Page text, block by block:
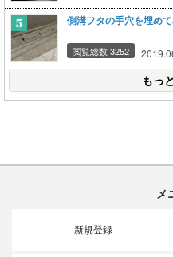
側溝フタの手穴を埋め
閲覧総数 3252
もっ
メ
新規登録